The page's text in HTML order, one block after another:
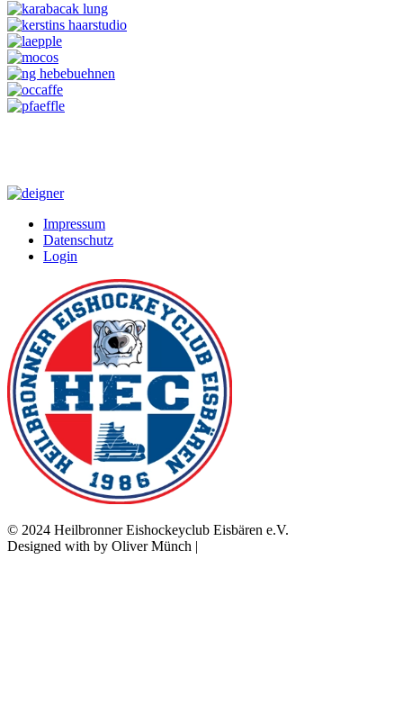
Impressum
Datenschutz
Login
© 2024 Heilbronner Eishockeyclub Eisbären e.V.
Designed with by Oliver Münch |